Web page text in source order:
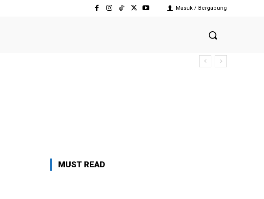
Masuk / Bergabung
MUST READ